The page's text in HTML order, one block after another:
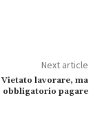
Next article
Vietato lavorare, ma
obbligatorio pagare